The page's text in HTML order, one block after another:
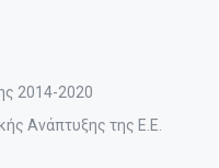
2014-2020
Ανάπτυξης της Ε.Ε.